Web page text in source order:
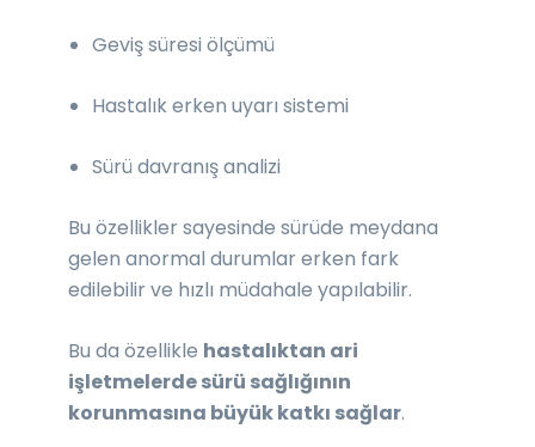
Geviş süresi ölçümü
Hastalık erken uyarı sistemi
Sürü davranış analizi
Bu özellikler sayesinde sürüde meydana
gelen anormal durumlar erken fark
edilebilir ve hızlı müdahale yapılabilir.
Bu da özellikle hastalıktan ari
işletmelerde sürü sağlığının
korunmasına büyük katkı sağlar.